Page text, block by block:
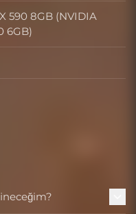
590 8GB (NVIDIA
6GB)